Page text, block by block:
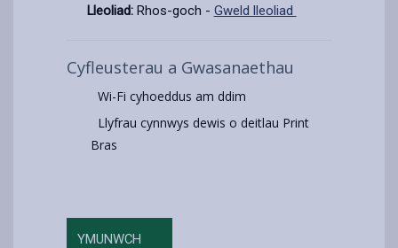
Lleoliad: Rhos-goch - Gweld lleoliad
Cyfleusterau a Gwasanaethau
Wi-Fi cyhoeddus am ddim
Llyfrau cynnwys dewis o deitlau Print
Bras
YMUNWCH